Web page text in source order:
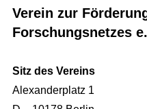
Verein zur
Forschungsnetzes
Sitz des Vereins
Alexanderplatz 1